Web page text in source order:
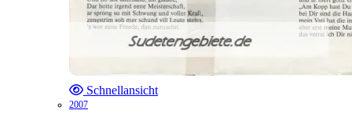
Schnellansicht
2007